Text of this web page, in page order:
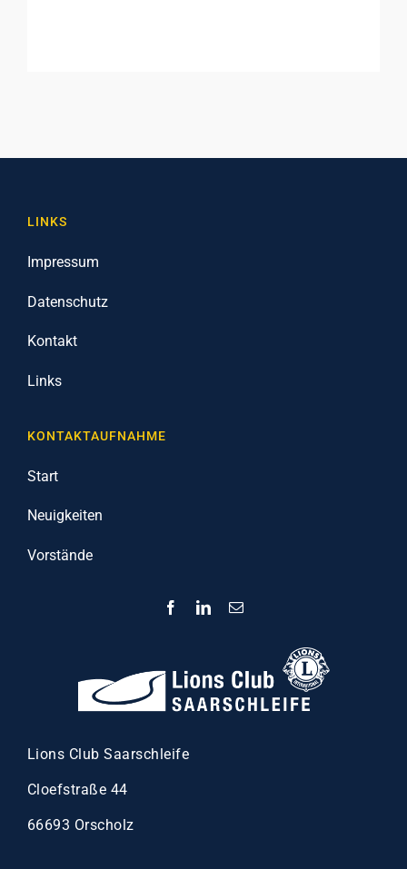
LINKS
Impressum
Datenschutz
Kontakt
Links
KONTAKTAUFNAHME
Start
Neuigkeiten
Vorstände
Lions Club Saarschleife
Cloefstraße 44
66693 Orscholz